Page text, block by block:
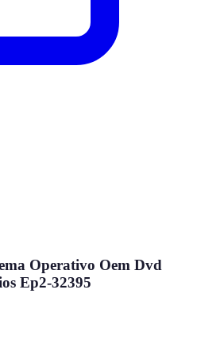
Operativo Oem Dvd
Ep2-32395